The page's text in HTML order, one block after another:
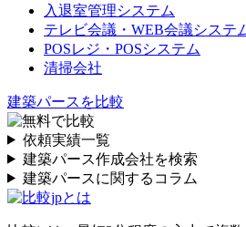
入退室管理システム
テレビ会議・WEB会議システ
POSレジ・POSシステム
清掃会社
建築パースを比較
依頼実績一覧
建築パース作成会社を検索
建築パースに関するコラム